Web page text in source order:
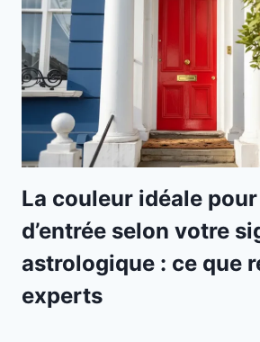
La couleur idéale
d’entrée selon votre
astrologique : ce que
experts